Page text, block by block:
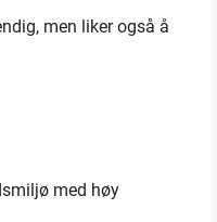
men liker også å
med høy